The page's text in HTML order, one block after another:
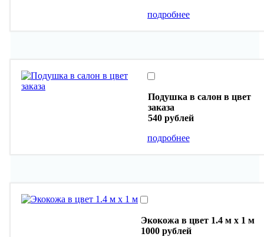
подробнее
Подушка в салон в цвет
заказа
540 рублей
подробнее
Экокожа в цвет 1.4 м х 1 м
1000 рублей